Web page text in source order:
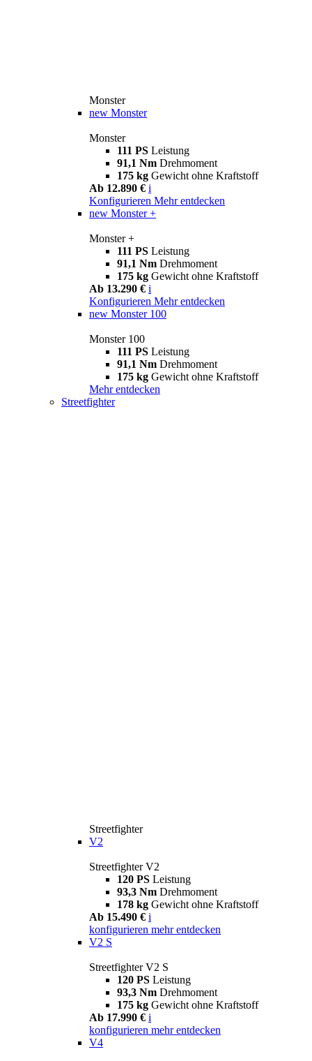
Monster
new Monster
Monster
111 PS Leistung
91,1 Nm Drehmoment
175 kg Gewicht ohne Kraftstoff
Ab 12.890 € i
Konfigurieren Mehr entdecken
new Monster +
Monster +
111 PS Leistung
91,1 Nm Drehmoment
175 kg Gewicht ohne Kraftstoff
Ab 13.290 € i
Konfigurieren Mehr entdecken
new Monster 100
Monster 100
111 PS Leistung
91,1 Nm Drehmoment
175 kg Gewicht ohne Kraftstoff
Mehr entdecken
Streetfighter
Streetfighter
V2
Streetfighter V2
120 PS Leistung
93,3 Nm Drehmoment
178 kg Gewicht ohne Kraftstoff
Ab 15.490 € i
konfigurieren mehr entdecken
V2 S
Streetfighter V2 S
120 PS Leistung
93,3 Nm Drehmoment
175 kg Gewicht ohne Kraftstoff
Ab 17.990 € i
konfigurieren mehr entdecken
V4